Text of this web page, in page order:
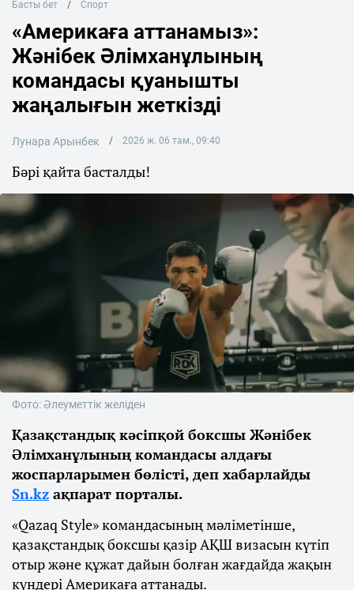
Басты бет Спорт
«Америкаға аттанамыз»:
Жәнібек Әлімханұлының
командасы қуанышты
жаңалығын жеткізді
Лунара Арынбек 2026 ж. 06 там., 09:40
Бәрі қайта басталды!
Фото: Әлеуметтік желіден
Қазақстандық кәсіпқой боксшы Жәнібек
Әлімханұлының командасы алдағы
жоспарларымен бөлісті, деп хабарлайды
Sn.kz ақпарат порталы.
«Qazaq Style» командасының мәліметінше,
қазақстандық боксшы қазір АҚШ визасын күтіп
отыр және құжат дайын болған жағдайда жақын
күндері Америкаға аттанады.